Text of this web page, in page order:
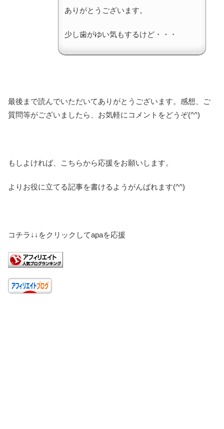
ありがとうございます。
少し歯がゆい気もするけど・・・
最後まで読んでいただいてありがとうございます。感想、ご
質問等がございましたら、お気軽にコメントをどうぞ(^^)
もしよければ、こちらから応援をお願いします。
よりお役に立てる記事を書けるようがんばれます(^^)
コチラ↓↓をクリックしてapaを応援